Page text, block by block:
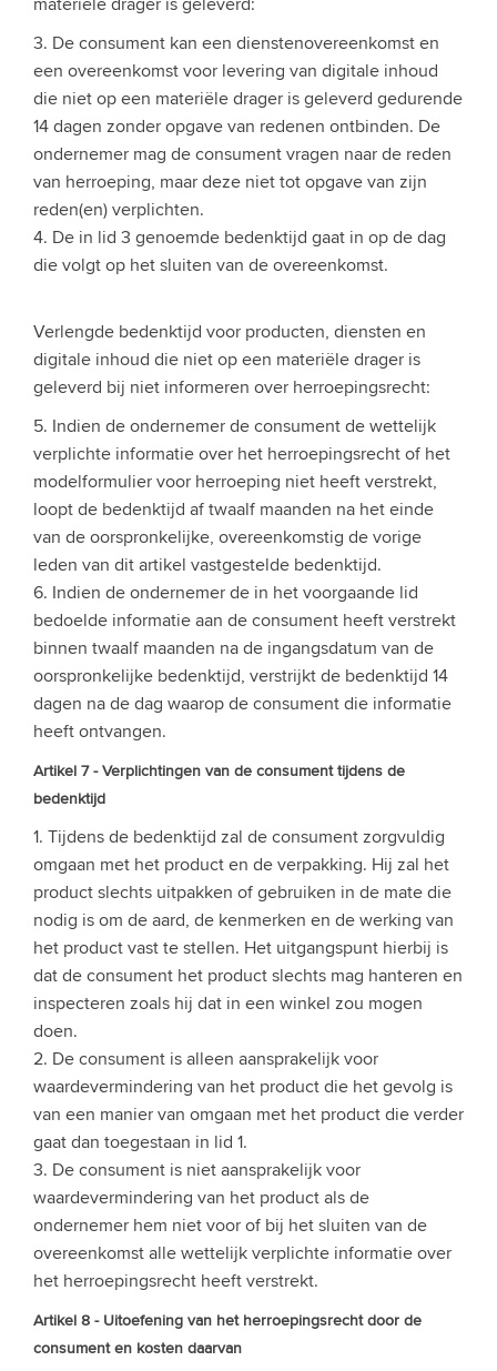
3. De consument kan een dienstenovereenkomst en
een overeenkomst voor levering van digitale inhoud
die niet op een materiële drager is geleverd gedurende
14 dagen zonder opgave van redenen ontbinden. De
ondernemer mag de consument vragen naar de reden
van herroeping, maar deze niet tot opgave van zijn
reden(en) verplichten.
4. De in lid 3 genoemde bedenktijd gaat in op de dag
die volgt op het sluiten van de overeenkomst.
Verlengde bedenktijd voor producten, diensten en
digitale inhoud die niet op een materiële drager is
geleverd bij niet informeren over herroepingsrecht:
5. Indien de ondernemer de consument de wettelijk
verplichte informatie over het herroepingsrecht of het
modelformulier voor herroeping niet heeft verstrekt,
loopt de bedenktijd af twaalf maanden na het einde
van de oorspronkelijke, overeenkomstig de vorige
leden van dit artikel vastgestelde bedenktijd.
6. Indien de ondernemer de in het voorgaande lid
bedoelde informatie aan de consument heeft verstrekt
binnen twaalf maanden na de ingangsdatum van de
oorspronkelijke bedenktijd, verstrijkt de bedenktijd 14
dagen na de dag waarop de consument die informatie
heeft ontvangen.
Artikel 7 - Verplichtingen van de consument tijdens de
bedenktijd
1. Tijdens de bedenktijd zal de consument zorgvuldig
omgaan met het product en de verpakking. Hij zal het
product slechts uitpakken of gebruiken in de mate die
nodig is om de aard, de kenmerken en de werking van
het product vast te stellen. Het uitgangspunt hierbij is
dat de consument het product slechts mag hanteren en
inspecteren zoals hij dat in een winkel zou mogen
doen.
2. De consument is alleen aansprakelijk voor
waardevermindering van het product die het gevolg is
van een manier van omgaan met het product die verder
gaat dan toegestaan in lid 1.
3. De consument is niet aansprakelijk voor
waardevermindering van het product als de
ondernemer hem niet voor of bij het sluiten van de
overeenkomst alle wettelijk verplichte informatie over
het herroepingsrecht heeft verstrekt.
Artikel 8 - Uitoefening van het herroepingsrecht door de
consument en kosten daarvan